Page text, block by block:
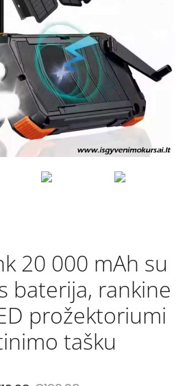
20 000 mAh su
baterija, rankine
prožektoriumi
tašku